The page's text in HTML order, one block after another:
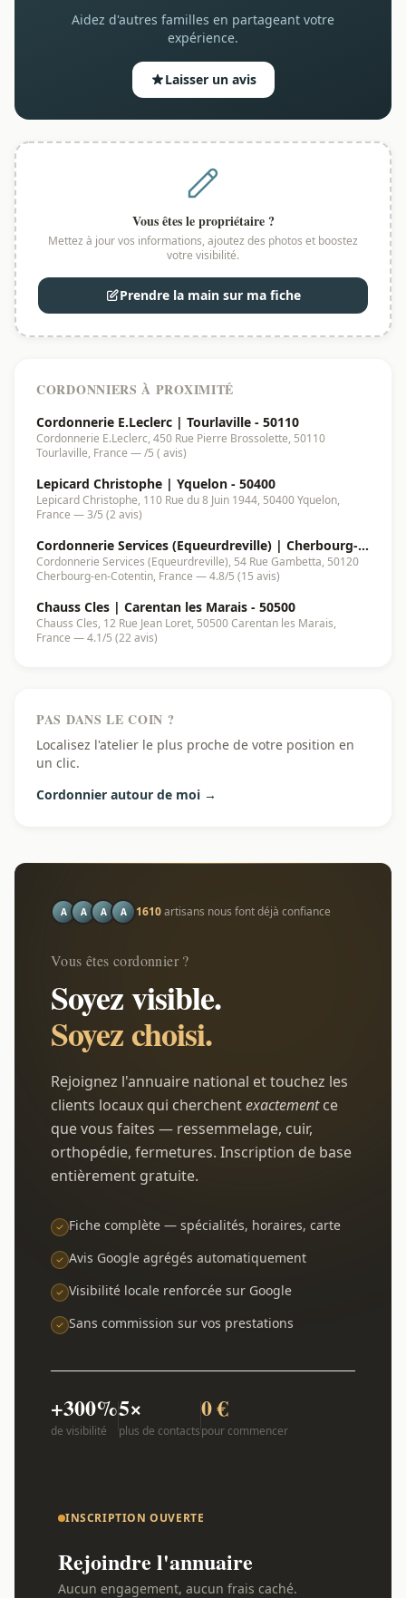
Aidez d'autres familles en partageant votre
expérience.
Laisser un avis
Vous êtes le propriétaire ?
Mettez à jour vos informations, ajoutez des photos et boostez
votre visibilité.
Prendre la main sur ma fiche
CORDONNIERS À PROXIMITÉ
Cordonnerie E.Leclerc | Tourlaville - 50110
Cordonnerie E.Leclerc, 450 Rue Pierre Brossolette, 50110
Tourlaville, France — /5 ( avis)
Lepicard Christophe | Yquelon - 50400
Lepicard Christophe, 110 Rue du 8 Juin 1944, 50400 Yquelon,
France — 3/5 (2 avis)
Cordonnerie Services (Equeurdreville) | Cherbourg-
en-Cotentin - 50120
Cordonnerie Services (Equeurdreville), 54 Rue Gambetta, 50120
Cherbourg-en-Cotentin, France — 4.8/5 (15 avis)
Chauss Cles | Carentan les Marais - 50500
Chauss Cles, 12 Rue Jean Loret, 50500 Carentan les Marais,
France — 4.1/5 (22 avis)
PAS DANS LE COIN ?
Localisez l'atelier le plus proche de votre position en
un clic.
Cordonnier autour de moi →
A A A A 1610artisans nous font déjà confiance
Vous êtes cordonnier ?
Soyez visible.
Soyez choisi.
Rejoignez l'annuaire national et touchez les
clients locaux qui cherchentexactementce
que vous faites — ressemmelage, cuir,
orthopédie, fermetures. Inscription de base
entièrement gratuite.
Fiche complète — spécialités, horaires, carte
Avis Google agrégés automatiquement
Visibilité locale renforcée sur Google
Sans commission sur vos prestations
+300%
de visibilité
5×
plus de contacts
0 €
pour commencer
INSCRIPTION OUVERTE
Rejoindre l'annuaire
Aucun engagement, aucun frais caché.